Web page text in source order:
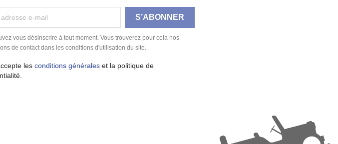
vous désinscrire à tout moment. Vous trouverez pour cela nos
de contact dans les conditions d'utilisation du site.
lesconditions générales et la politique de